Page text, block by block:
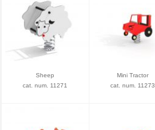
Sheep
cat. num. 11271
Mini Tractor
cat. num. 11273